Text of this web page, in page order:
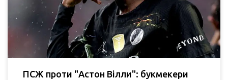
ПСЖ проти "Астон Вілли": букмекери